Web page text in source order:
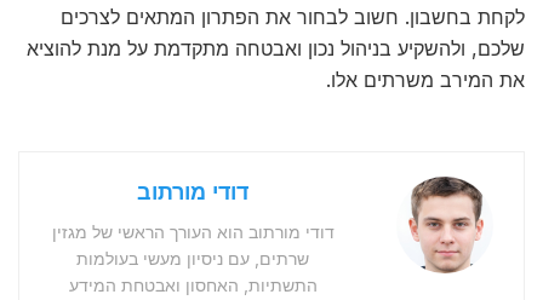
לקחת בחשבון. חשוב לבחור את הפתרון המתאים לצרכים
שלכם, ולהשקיע בניהול נכון ואבטחה מתקדמת על מנת להוציא
את המירב משרתים אלו.
דודי מורתוב
דודי מורתוב הוא העורך הראשי של מגזין
שרתים, עם ניסיון מעשי בעולמות
התשתיות, האחסון ואבטחת המידע